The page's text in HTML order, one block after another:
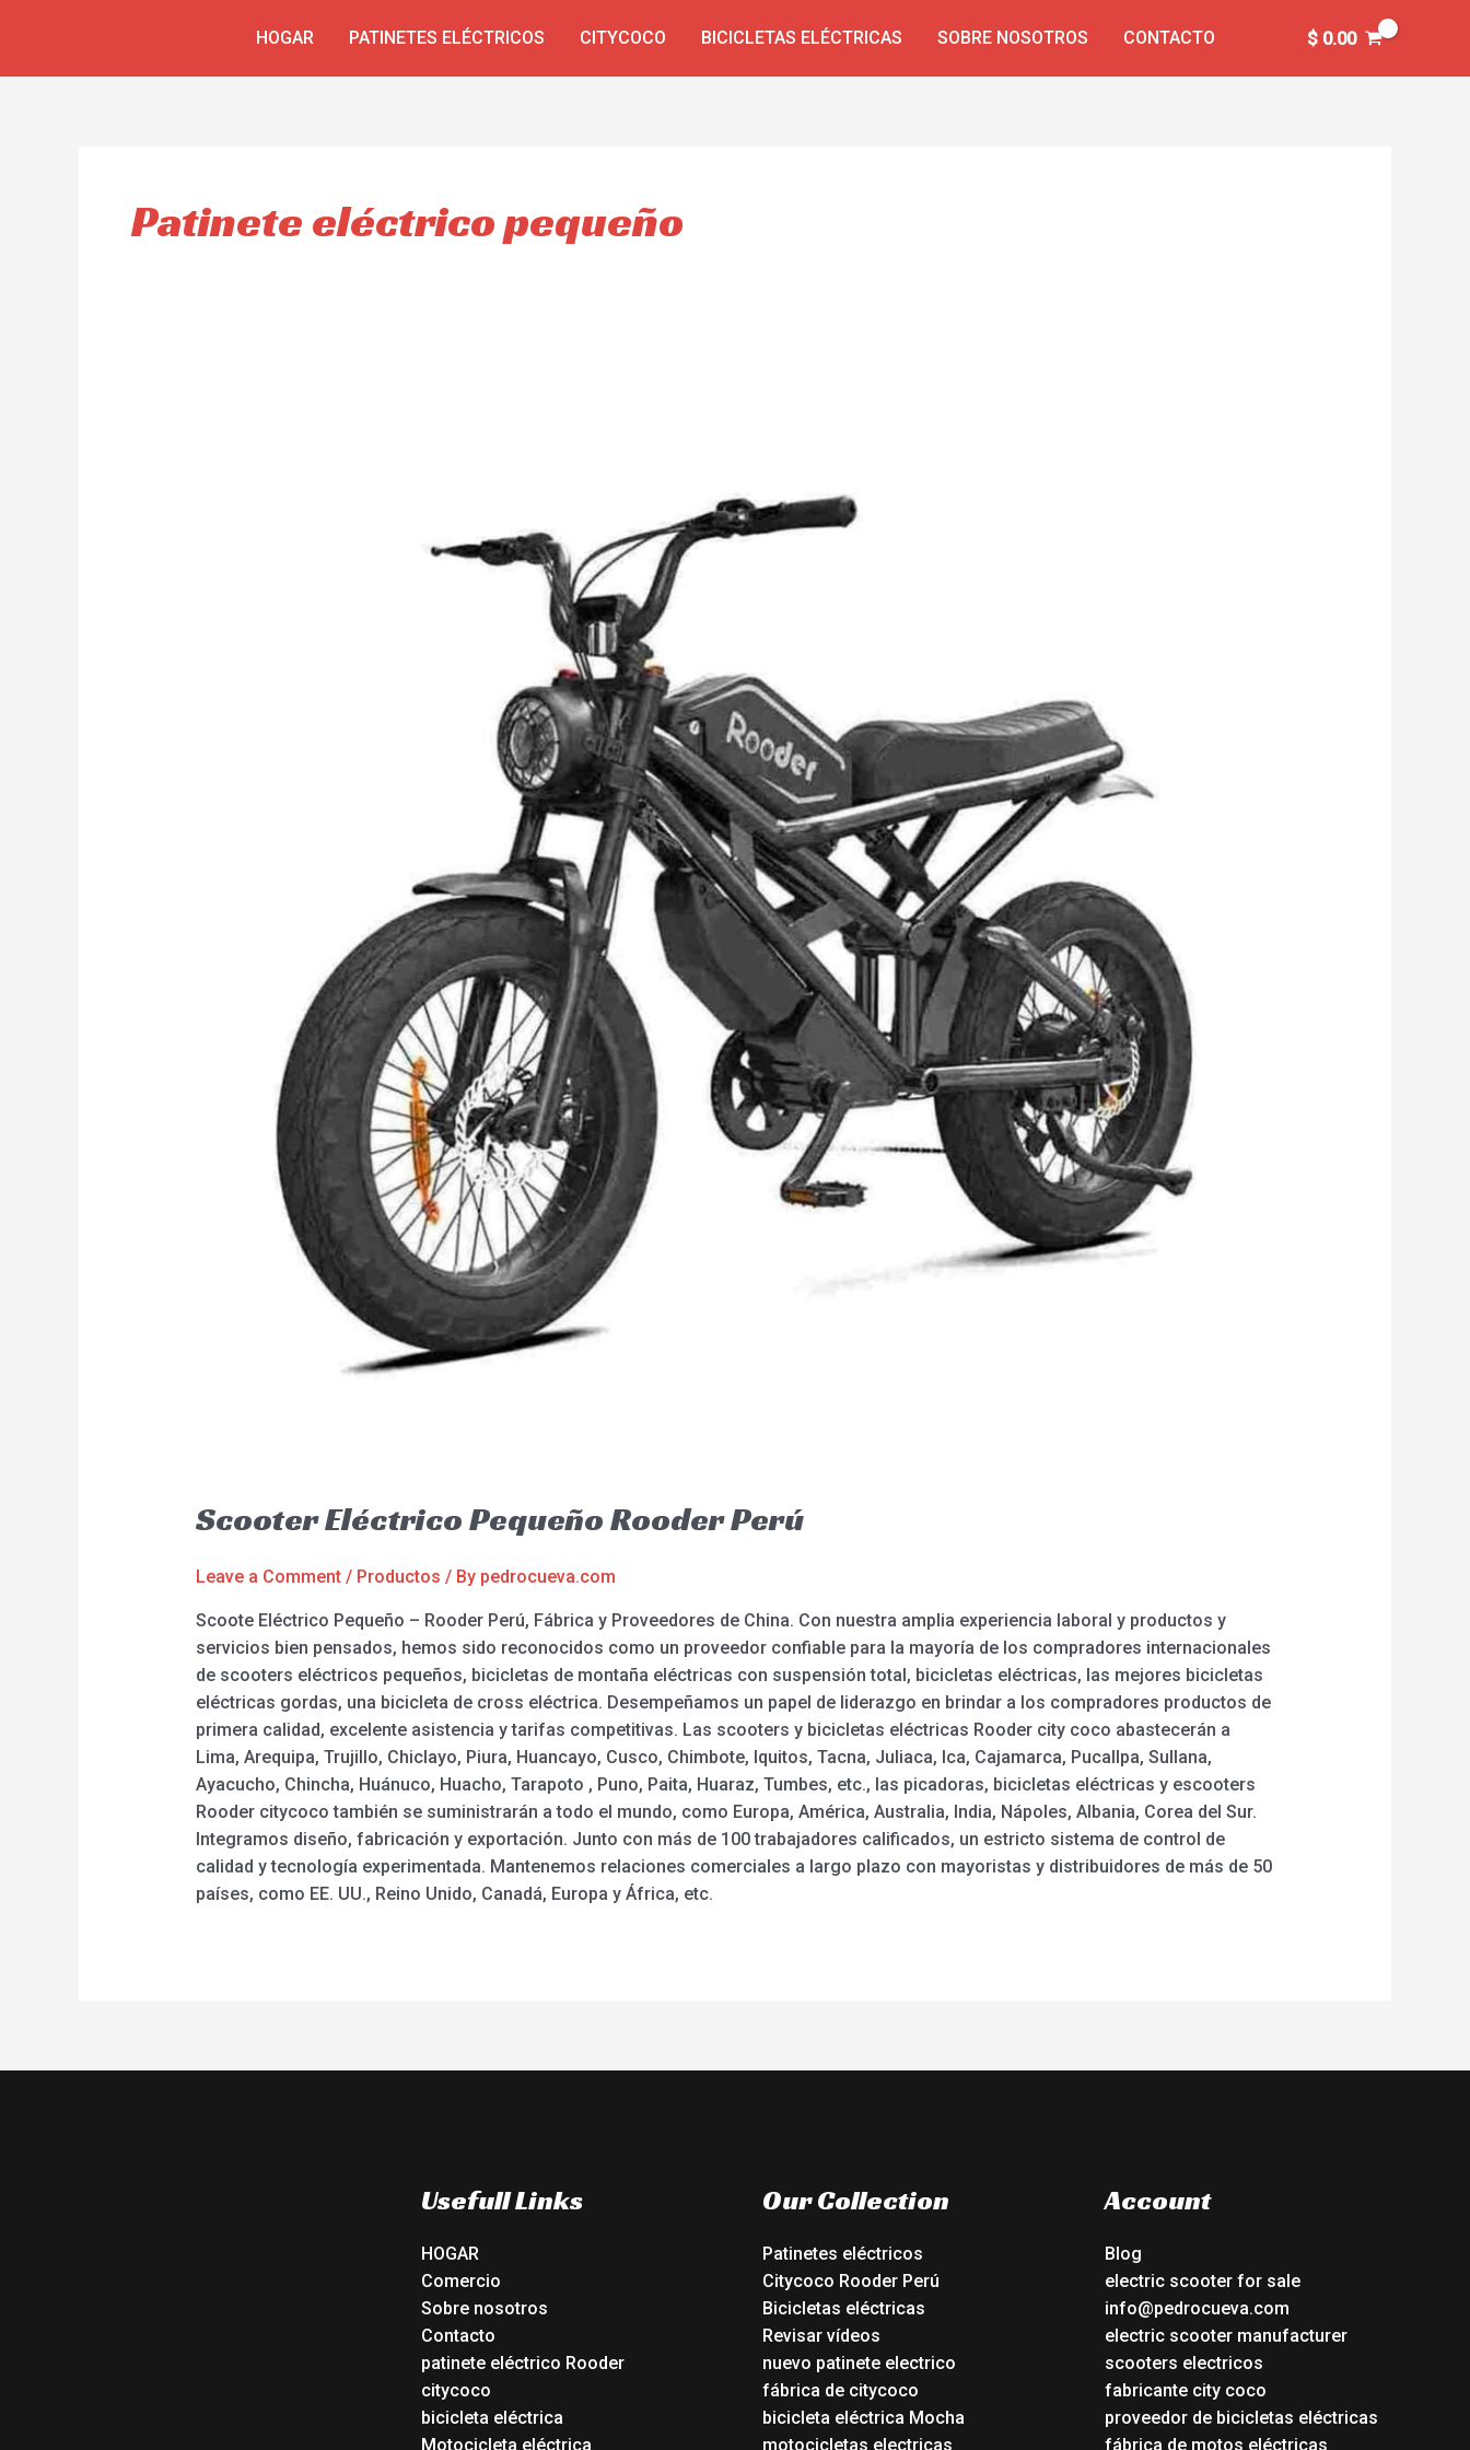
HOGAR PATINETES ELÉCTRICOS CITYCOCO BICICLETAS ELÉCTRICAS SOBRE NOSOTROS CONTACTO $0.00
Patinete eléctrico pequeño
Scooter Eléctrico Pequeño Rooder Perú
Leave a Comment / Productos / By pedrocueva.com
Scoote Eléctrico Pequeño – Rooder Perú, Fábrica y Proveedores de China. Con nuestra amplia experiencia laboral y productos y
servicios bien pensados, hemos sido reconocidos como un proveedor confiable para la mayoría de los compradores internacionales
de scooters eléctricos pequeños, bicicletas de montaña eléctricas con suspensión total, bicicletas eléctricas, las mejores bicicletas
eléctricas gordas, una bicicleta de cross eléctrica. Desempeñamos un papel de liderazgo en brindar a los compradores productos de
primera calidad, excelente asistencia y tarifas competitivas. Las scooters y bicicletas eléctricas Rooder city coco abastecerán a
Lima, Arequipa, Trujillo, Chiclayo, Piura, Huancayo, Cusco, Chimbote, Iquitos, Tacna, Juliaca, Ica, Cajamarca, Pucallpa, Sullana,
Ayacucho, Chincha, Huánuco, Huacho, Tarapoto , Puno, Paita, Huaraz, Tumbes, etc., las picadoras, bicicletas eléctricas y escooters
Rooder citycoco también se suministrarán a todo el mundo, como Europa, América, Australia, India, Nápoles, Albania, Corea del Sur.
Integramos diseño, fabricación y exportación. Junto con más de 100 trabajadores calificados, un estricto sistema de control de
calidad y tecnología experimentada. Mantenemos relaciones comerciales a largo plazo con mayoristas y distribuidores de más de 50
países, como EE. UU., Reino Unido, Canadá, Europa y África, etc.
Usefull Links
HOGAR
Comercio
Sobre nosotros
Contacto
patinete eléctrico Rooder
citycoco
bicicleta eléctrica
Motocicleta eléctrica
Our Collection
Patinetes eléctricos
Citycoco Rooder Perú
Bicicletas eléctricas
Revisar vídeos
nuevo patinete electrico
fábrica de citycoco
bicicleta eléctrica Mocha
motocicletas electricas
Account
Blog
electric scooter for sale
info@pedrocueva.com
electric scooter manufacturer
scooters electricos
fabricante city coco
proveedor de bicicletas eléctricas
fábrica de motos eléctricas